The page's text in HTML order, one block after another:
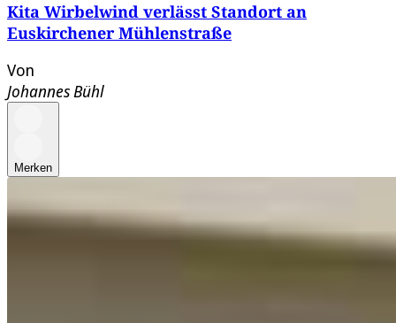
Kita Wirbelwind verlässt Standort an
Euskirchener Mühlenstraße
Von
Johannes Bühl
Merken